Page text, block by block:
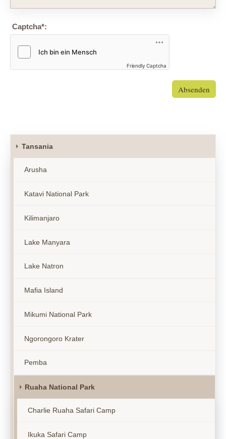
Captcha*:
Friendly Captcha
Absenden
Tansania
Arusha
Katavi National Park
Kilimanjaro
Lake Manyara
Lake Natron
Mafia Island
Mikumi National Park
Ngorongoro Krater
Pemba
Ruaha National Park
Charlie Ruaha Safari Camp
Ikuka Safari Camp